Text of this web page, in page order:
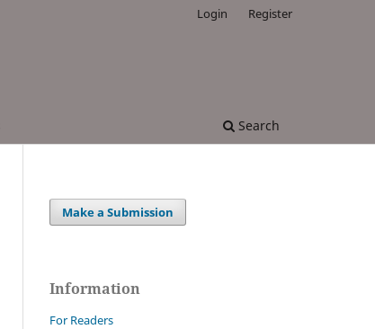
Search
Login Register
Make a Submission
Information
For Readers